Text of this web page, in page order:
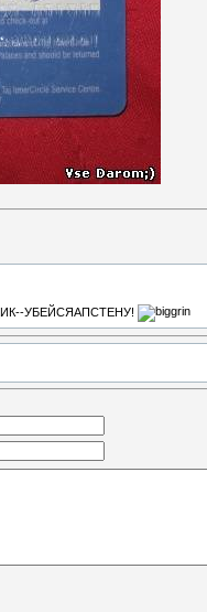
УБЕЙСЯАПСТЕНУ!